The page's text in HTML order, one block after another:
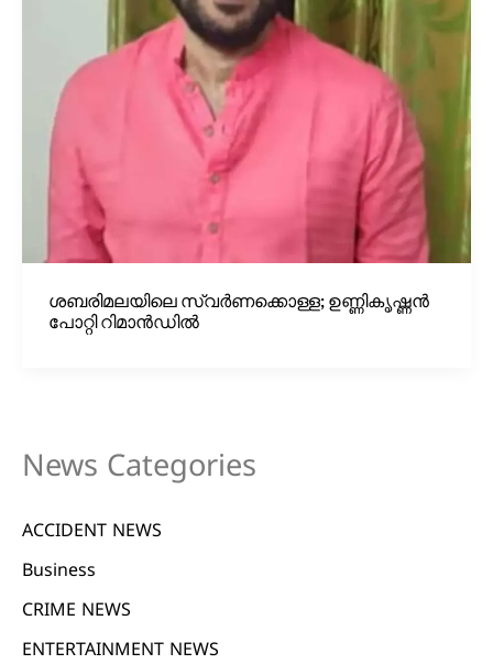
ശബരിമലയിലെ സ്വർണക്കൊള്ള; ഉണ്ണികൃഷ്ണൻ
പോറ്റി റിമാൻഡിൽ
News Categories
ACCIDENT NEWS
Business
CRIME NEWS
ENTERTAINMENT NEWS